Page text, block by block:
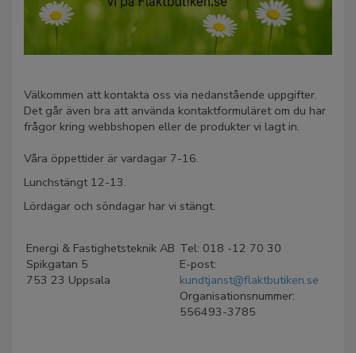
Välkommen att kontakta oss via nedanstående uppgifter.
Det går även bra att använda kontaktformuläret om du har
frågor kring webbshopen eller de produkter vi lagt in.
Våra öppettider är vardagar 7-16.
Lunchstängt 12-13.
Lördagar och söndagar har vi stängt.
Energi & Fastighetsteknik AB
Spikgatan 5
753 23 Uppsala
Tel: 018 -12 70 30
E-post:
kundtjanst@flaktbutiken.se
Organisationsnummer:
556493-3785